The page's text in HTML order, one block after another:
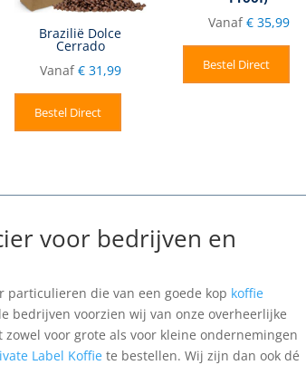
Brazilië Dolce
Cerrado
Vanaf €31,99
Bestel Direct
Vanaf €35,99
Bestel Direct
voor bedrijven en
particulieren die van een goede kop koffie
bedrijven voorzien wij van onze overheerlijke
zowel voor grote als voor kleine ondernemingen
Label Koffie te bestellen. Wij zijn dan ook dé